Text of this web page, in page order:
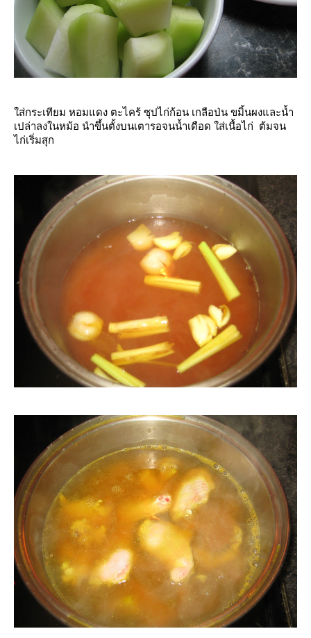
ส่กระเทียม หอมแดง ตะไคร้ ซุปไก่ก้อน เกลือป่น ขมิ้นผงและน้ำ
เปล่าลงในหม้อ นำขึ้นตั้งบนเตารอจนน้ำเดือด ใส่เนื้อไก่ ต้มจน
ไก่เริ่มสุก